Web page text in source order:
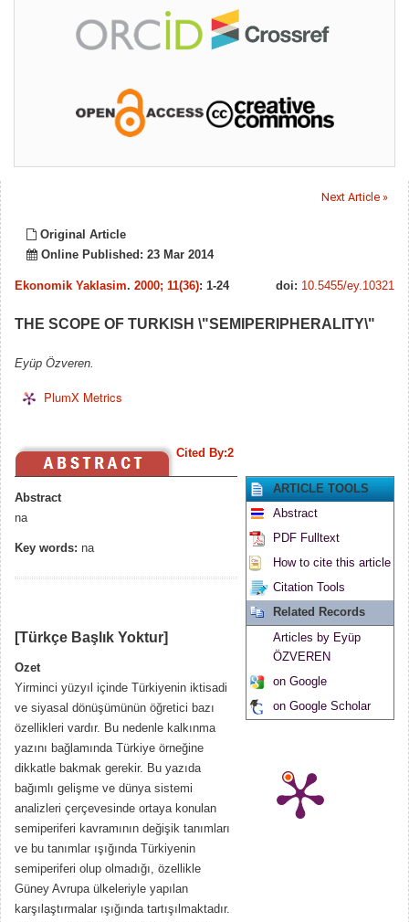
Next Article »
Original Article
Online Published: 23 Mar 2014
Ekonomik Yaklasim. 2000; 11(36): 1-24 doi: 10.5455/ey.10321
THE SCOPE OF TURKISH \"SEMIPERIPHERALITY\"
Eyüp Özveren.
PlumX Metrics
Cited By:2
Abstract
na
Key words: na
[Türkçe Başlık Yoktur]
Ozet
Yirminci yüzyıl içinde Türkiyenin iktisadi
ve siyasal dönüşümünün öğretici bazı
özellikleri vardır. Bu nedenle kalkınma
yazını bağlamında Türkiye örneğine
dikkatle bakmak gerekir. Bu yazıda
bağımlı gelişme ve dünya sistemi
analizleri çerçevesinde ortaya konulan
semiperiferi kavramının değişik tanımları
ve bu tanımlar ışığında Türkiyenin
semiperiferi olup olmadığı, özellikle
Güney Avrupa ülkeleriyle yapılan
karşılaştırmalar ışığında tartışılmaktadır.
ARTICLE TOOLS
Abstract
PDF Fulltext
How to cite this article
Citation Tools
Related Records
Articles by Eyüp
ÖZVEREN
on Google
on Google Scholar